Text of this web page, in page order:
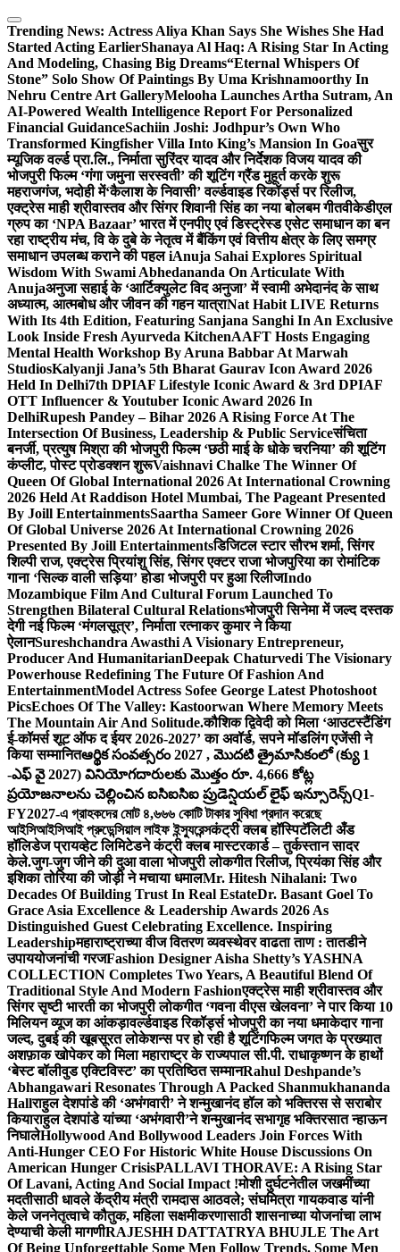
Skip
to
content
Trending News: Actress Aliya Khan Says She Wishes She Had
Started Acting EarlierShanaya Al Haq: A Rising Star In Acting
And Modeling, Chasing Big Dreams“Eternal Whispers Of
Stone” Solo Show Of Paintings By Uma Krishnamoorthy In
Nehru Centre Art GalleryMelooha Launches Artha Sutram, An
AI-Powered Wealth Intelligence Report For Personalized
Financial GuidanceSachiin Joshi: Jodhpur’s Own Who
Transformed Kingfisher Villa Into King’s Mansion In Goaसुर
म्यूजिक वर्ल्ड प्रा.लि., निर्माता सुरिंदर यादव और निर्देशक विजय यादव की
भोजपुरी फिल्म ‘गंगा जमुना सरस्वती’ की शूटिंग ग्रैंड मुहूर्त करके शुरू
महराजगंज, भदोही में‘कैलाश के निवासी’ वर्ल्डवाइड रिकॉर्ड्स पर रिलीज,
एक्ट्रेस माही श्रीवास्तव और सिंगर शिवानी सिंह का नया बोलबम गीतवीकेडीएल
ग्रुप का ‘NPA Bazaar’ भारत में एनपीए एवं डिस्ट्रेस्ड एसेट समाधान का बन
रहा राष्ट्रीय मंच, वि के दुबे के नेतृत्व में बैंकिंग एवं वित्तीय क्षेत्र के लिए समग्र
समाधान उपलब्ध कराने की पहल iAnuja Sahai Explores Spiritual
Wisdom With Swami Abhedananda On Articulate With
Anujaअनुजा सहाई के ‘आर्टिक्युलेट विद अनुजा’ में स्वामी अभेदानंद के साथ
अध्यात्म, आत्मबोध और जीवन की गहन यात्राNat Habit LIVE Returns
With Its 4th Edition, Featuring Sanjana Sanghi In An Exclusive
Look Inside Fresh Ayurveda KitchenAAFT Hosts Engaging
Mental Health Workshop By Aruna Babbar At Marwah
StudiosKalyanji Jana’s 5th Bharat Gaurav Icon Award 2026
Held In Delhi7th DPIAF Lifestyle Iconic Award & 3rd DPIAF
OTT Influencer & Youtuber Iconic Award 2026 In
DelhiRupesh Pandey – Bihar 2026 A Rising Force At The
Intersection Of Business, Leadership & Public Serviceसंचिता
बनर्जी, प्रत्युष मिश्रा की भोजपुरी फिल्म ‘छठी माई के धोके चरनिया’ की शूटिंग
कंप्लीट, पोस्ट प्रोडक्शन शुरूVaishnavi Chalke The Winner Of
Queen Of Global International 2026 At International Crowning
2026 Held At Raddison Hotel Mumbai, The Pageant Presented
By Joill EntertainmentsSaartha Sameer Gore Winner Of Queen
Of Global Universe 2026 At International Crowning 2026
Presented By Joill Entertainmentsडिजिटल स्टार सौरभ शर्मा, सिंगर
शिल्पी राज, एक्ट्रेस प्रियांशु सिंह, सिंगर एक्टर राजा भोजपुरिया का रोमांटिक
गाना ‘सिल्क वाली सड़िया’ होडा भोजपुरी पर हुआ रिलीजIndo
Mozambique Film And Cultural Forum Launched To
Strengthen Bilateral Cultural Relationsभोजपुरी सिनेमा में जल्द दस्तक
देगी नई फिल्म ‘मंगलसूत्र’, निर्माता रत्नाकर कुमार ने किया
ऐलानSureshchandra Awasthi A Visionary Entrepreneur,
Producer And HumanitarianDeepak Chaturvedi The Visionary
Powerhouse Redefining The Future Of Fashion And
EntertainmentModel Actress Sofee George Latest Photoshoot
PicsEchoes Of The Valley: Kastoorwan Where Memory Meets
The Mountain Air And Solitude.कौशिक द्विवेदी को मिला ‘आउटस्टैंडिंग
ई-कॉमर्स शूट ऑफ द ईयर 2026-2027’ का अवॉर्ड, सपने मॉडलिंग एजेंसी ने
किया सम्मानितఆర్థిక సంవత్సరం 2027 , మొదటి త్రైమాసికంలో (క్యు 1
-ఎఫ్ వై 2027) వినియోగదారులకు మొత్తం రూ. 4,666 కోట్ల
ప్రయోజనాలను చెల్లించిన ఐసిఐసిఐ ప్రుడెన్షియల్ లైఫ్ ఇన్సూరెన్స్Q1-
FY2027-এ গ্রাহকদের মোট ৪,৬৬৬ কোটি টাকার সুবিধা প্রদান করেছে
আইসিআইসিআই প্রুডেন্সিয়াল লাইফ ইন্স্যুরেন্সकंट्री क्लब हॉस्पिटॅलिटी अँड
हॉलिडेज प्रायव्हेट लिमिटेडने कंट्री क्लब मास्टरकार्ड – तुर्कस्तान सादर
केले.जुग-जुग जीने की दुआ वाला भोजपुरी लोकगीत रिलीज, प्रियंका सिंह और
इशिका तोरिया की जोड़ी ने मचाया धमालMr. Hitesh Nihalani: Two
Decades Of Building Trust In Real EstateDr. Basant Goel To
Grace Asia Excellence & Leadership Awards 2026 As
Distinguished Guest Celebrating Excellence. Inspiring
Leadershipमहाराष्ट्राच्या वीज वितरण व्यवस्थेवर वाढता ताण : तातडीने
उपाययोजनांची गरजFashion Designer Aisha Shetty’s YASHNA
COLLECTION Completes Two Years, A Beautiful Blend Of
Traditional Style And Modern Fashionएक्ट्रेस माही श्रीवास्तव और
सिंगर सृष्टी भारती का भोजपुरी लोकगीत ‘गवना वीएस खेलवना’ ने पार किया 10
मिलियन व्यूज का आंकड़ावर्ल्डवाइड रिकॉर्ड्स भोजपुरी का नया धमाकेदार गाना
जल्द, दुबई की खूबसूरत लोकेशन्स पर हो रही है शूटिंगफिल्म जगत के प्रख्यात
अशफ़ाक खोपेकर को मिला महाराष्ट्र के राज्यपाल सी.पी. राधाकृष्णन के हाथों
‘बेस्ट बॉलीवुड एक्टिविस्ट’ का प्रतिष्ठित सम्मानRahul Deshpande’s
Abhangawari Resonates Through A Packed Shanmukhananda
Hallराहुल देशपांडे की ‘अभंगवारी’ ने शन्मुखानंद हॉल को भक्तिरस से सराबोर
कियाराहुल देशपांडे यांच्या ‘अभंगवारी’ने शन्मुखानंद सभागृह भक्तिरसात न्हाऊन
निघालेHollywood And Bollywood Leaders Join Forces With
Anti-Hunger CEO For Historic White House Discussions On
American Hunger CrisisPALLAVI THORAVE: A Rising Star
Of Lavani, Acting And Social Impact !मोशी दुर्घटनेतील जखमींच्या
मदतीसाठी धावले केंद्रीय मंत्री रामदास आठवले; संघमित्रा गायकवाड यांनी
केले जननेतृत्वाचे कौतुक, महिला सक्षमीकरणासाठी शासनाच्या योजनांचा लाभ
देण्याची केली मागणीRAJESHH DATTATRYA BHUJLE The Art
Of Being Unforgettable Some Men Follow Trends. Some Men